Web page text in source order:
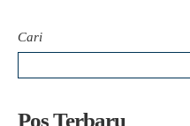
Cari
Pos Terbaru